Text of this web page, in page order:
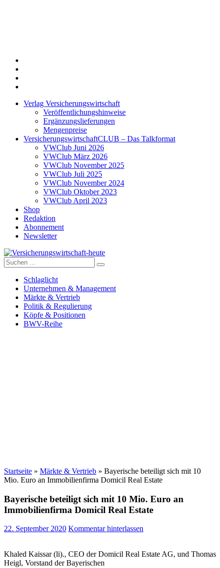
Verlag Versicherungswirtschaft
Veröffentlichungshinweise
Ergänzungslieferungen
Mengenpreise
VersicherungswirtschaftCLUB – Das Talkformat
VWClub Juni 2026
VWClub März 2026
VWClub November 2025
VWClub Juli 2025
VWClub November 2024
VWClub Oktober 2023
VWClub April 2023
Shop
Redaktion
Abonnement
Newsletter
Versicherungswirtschaft-heute
Suche
nach:
Schlaglicht
Unternehmen & Management
Märkte & Vertrieb
Politik & Regulierung
Köpfe & Positionen
BWV-Reihe
Startseite » Märkte & Vertrieb » Bayerische beteiligt sich mit 10
Mio. Euro an Immobilienfirma Domicil Real Estate
Bayerische beteiligt sich mit 10 Mio. Euro an
Immobilienfirma Domicil Real Estate
22. September 2020 Kommentar hinterlassen
Khaled Kaissar (li)., CEO der Domicil Real Estate AG, und Thomas
Heigl, Vorstand der Bayerischen